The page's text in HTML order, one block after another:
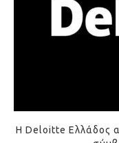
Η Deloitte Ελλάδος